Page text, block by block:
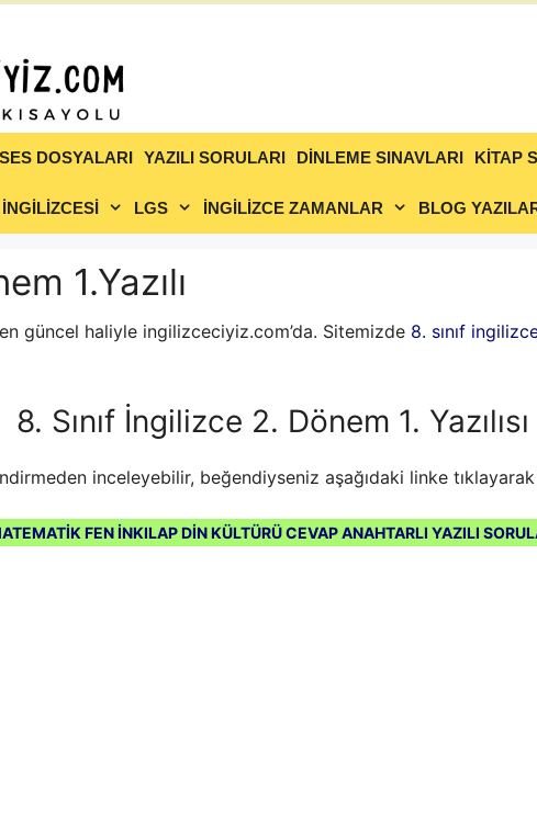
SES DOSYALARI YAZILI SORULARI DİNLEME SINAVLARI KİTAP
LGS İNGİLİZCE ZAMANLAR BLOG
1.Yazılı
güncel haliyle ingilizceciyiz.com’da. Sitemizde 8. sınıf
8. Sınıf İngilizce 2. Dönem 1. Yazılısı
inceleyebilir, beğendiyseniz aşağıdaki linke
FEN İNKILAP DİN KÜLTÜRÜ CEVAP ANAHTARLI YAZILI